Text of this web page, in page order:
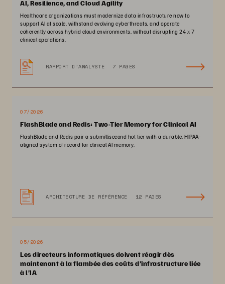
AI, Resilience, and Cloud Agility
Healthcare organizations must modernize data infrastructure now to
support AI at scale, withstand evolving cyberthreats, and operate
coherently across hybrid cloud environments, without disrupting 24 x 7
clinical operations.
RAPPORT D’ANALYSTE 7 PAGES
07/2026
FlashBlade and Redis: Two-Tier Memory for Clinical AI
FlashBlade and Redis pair a submillisecond hot tier with a durable, HIPAA-
aligned system of record for clinical AI memory.
ARCHITECTURE DE RÉFÉRENCE 12 PAGES
05/2026
Les directeurs informatiques doivent réagir dès
maintenant à la flambée des coûts d’infrastructure liée
à l’IA